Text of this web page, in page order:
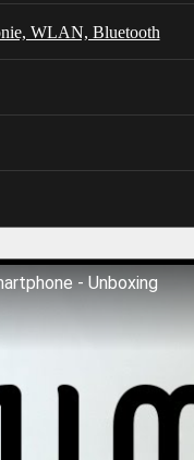
WLAN, Bluetooth
- Unboxing